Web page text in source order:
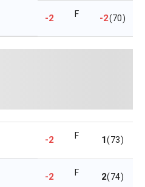
-2 F -2(70)
-2 F 1(73)
-2 F 2(74)